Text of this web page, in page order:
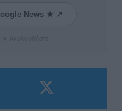
News ★ ↗